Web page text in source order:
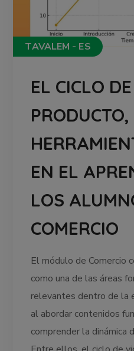
TAVALEM - ES
EL CICLO
PRODUCTO,
EN EL
LOS
COMERCIO
El módulo de Comercio
como una de las áreas
relevantes dentro de la
al abordar contenidos
comprender la dinámica